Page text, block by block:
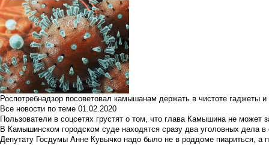
Роспотребнадзор посоветовал камышанам держать в чистоте гаджеты
Все новости по теме 01.02.2020
Пользователи в соцсетях грустят о том, что глава Камышина не может
В Камышинском городском суде находятся сразу два уголовных дела
Депутату Госдумы Анне Кувычко надо было не в роддоме пиариться, а